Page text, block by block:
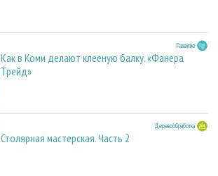
Развитие
Как в Коми делают клееную балку. «Фанера
Трейд»
Деревообработка
Столярная мастерская. Часть 2